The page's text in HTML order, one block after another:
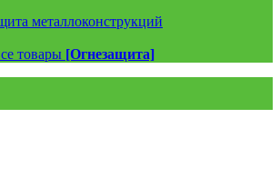
металлоконструкций
товары [Огнезащита]